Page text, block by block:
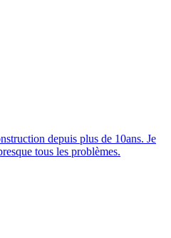
depuis plus de 10ans. Je
tous les problèmes.